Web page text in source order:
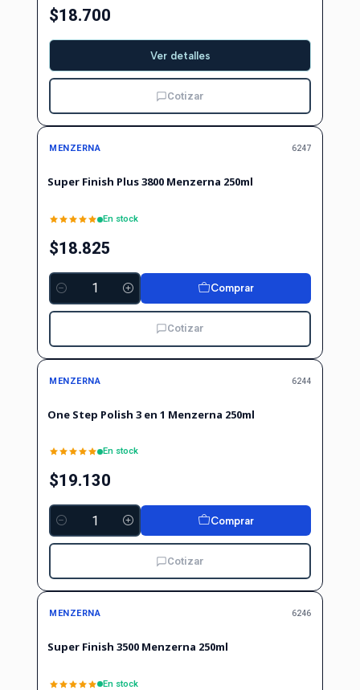
$18.700
Ver detalles
Cotizar
MENZERNA 6247
Super Finish Plus 3800 Menzerna 250ml
En stock
$18.825
Cantidad
Comprar
Cotizar
MENZERNA 6244
One Step Polish 3 en 1 Menzerna 250ml
En stock
$19.130
Cantidad
Comprar
Cotizar
MENZERNA 6246
Super Finish 3500 Menzerna 250ml
En stock